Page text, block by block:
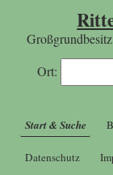
Ort:
Start & Suche
Datenschutz